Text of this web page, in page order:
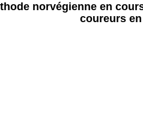
norvégienne en
coureurs